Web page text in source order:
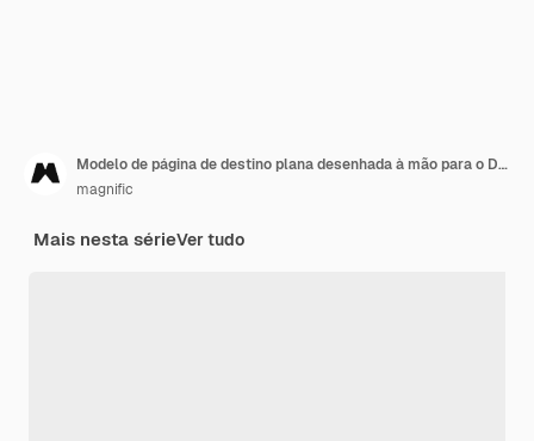
Modelo de página de destino plana desenhada à mão para o Dia de Ação de Graças
magnific
Mais nesta sérieVer tudo